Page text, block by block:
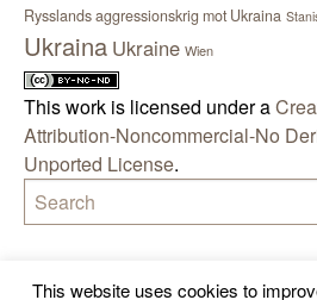
Rysslands aggressionskrig mot Ukraina
Ukraina Ukraine Wien
This work is licensed under a
Attribution-Noncommercial-No
Unported License.
This website uses cookies to